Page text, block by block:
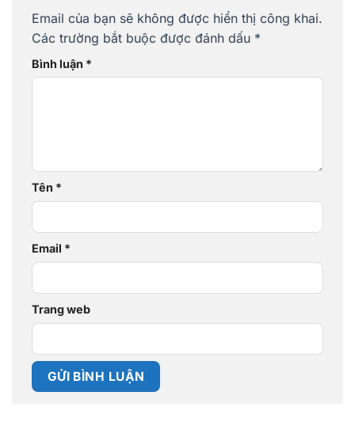
Email của bạn sẽ không được hiển thị công khai.
Các trường bắt buộc được đánh dấu *
Bình luận *
Tên *
Email *
Trang web